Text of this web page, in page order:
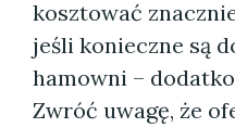
kosztować
jeśli konieczne są
hamowni –
Zwróć uwagę, że